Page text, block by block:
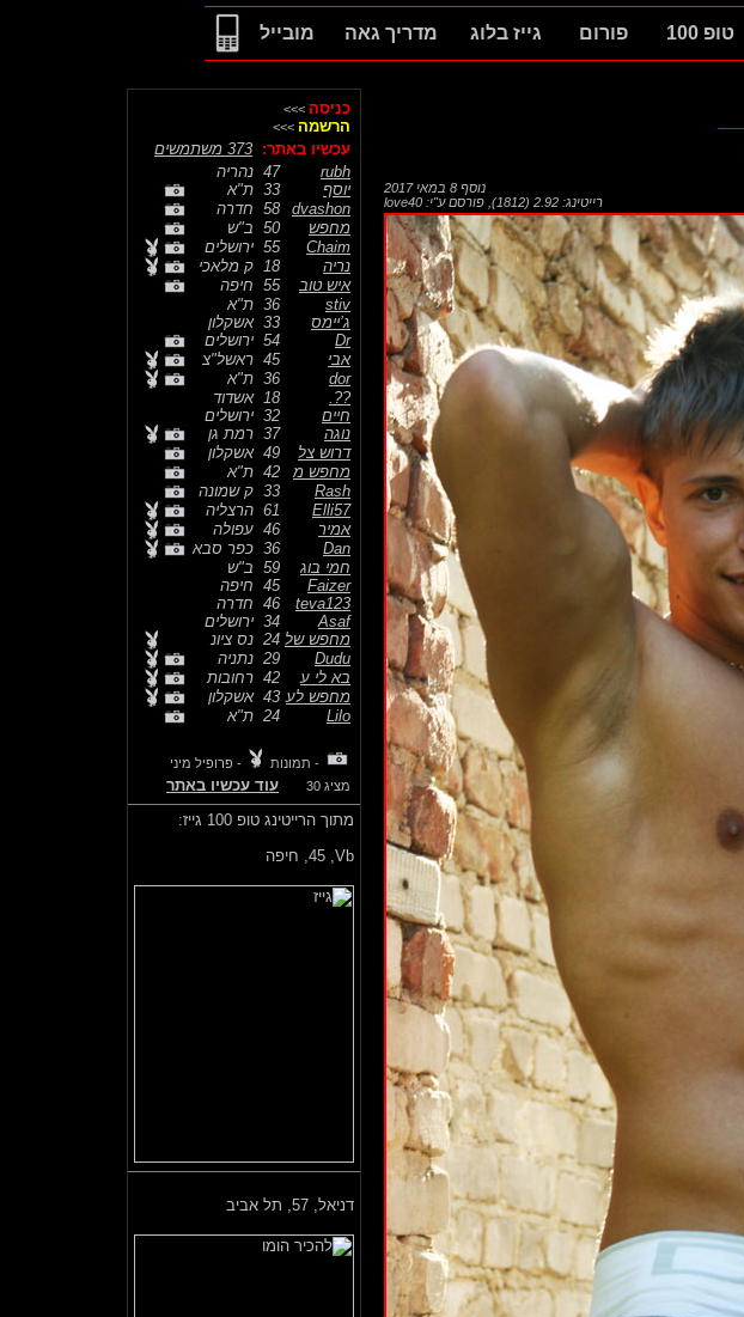
טופ 100 פורום גייז בלוג מדריך גאה מובייל
נוסף 8 במאי 2017
רייטינג: 2.92 (1812)
פורסם ע"י: love40
כניסה >>>
הרשמה >>>
עכשיו באתר: 373 משתמשים
rubh
47
נהריה
יוסף
ת"א
dvashon
חדרה
מחפש
ב"ש
Chaim
55
ירושלים
נריה
ק מלאכי
איש טוב
55
חיפה
stiv
ת"א
ג’יימס
אשקלון
Dr
ירושלים
אבי
45
ראשל"צ
dor
ת"א
??.
אשדוד
חיים
ירושלים
נוגה
37
רמת גן
דרוש צל
אשקלון
מחפש מ
ת"א
Rash
ק שמונה
Elli57
הרצליה
אמיר
עפולה
Dan
כפר סבא
חמי בוג
ב"ש
Faizer
45
חיפה
teva123
חדרה
Asaf
ירושלים
מחפש של
נס ציונ
Dudu
נתניה
בא לי ע
רחובות
מחפש לע
אשקלון
Lilo
ת"א
- תמונות
- פרופיל מיני
מציג 30
עוד עכשיו באתר
מתוך הרייטינג טופ 100 גייז:
Vb, 45, חיפה
דניאל, 57, תל אביב